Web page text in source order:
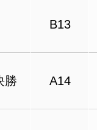
B13
勝 A14